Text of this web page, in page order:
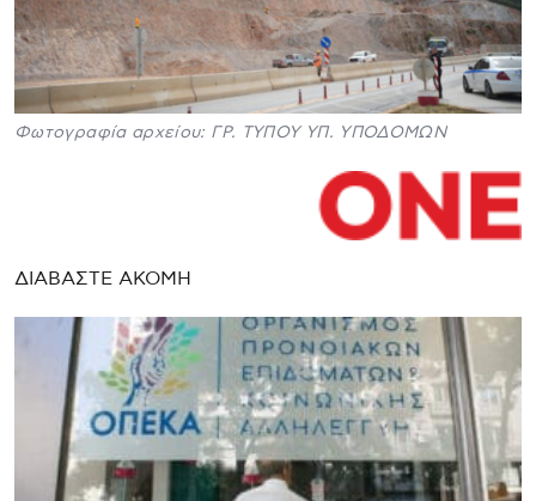
Φωτογραφία αρχείου: ΓΡ. ΤΥΠΟΥ ΥΠ. ΥΠΟΔΟΜΩΝ
ΔΙΑΒΑΣΤΕ ΑΚΟΜΗ